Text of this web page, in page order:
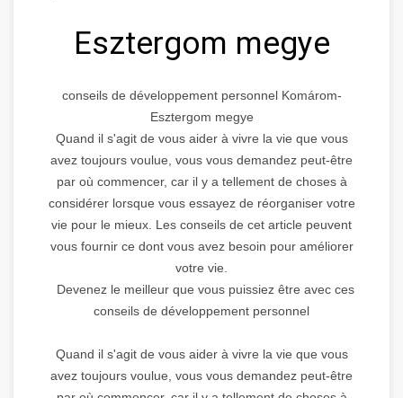
Esztergom megye
conseils de développement personnel Komárom-
Esztergom megye
Quand il s'agit de vous aider à vivre la vie que vous
avez toujours voulue, vous vous demandez peut-être
par où commencer, car il y a tellement de choses à
considérer lorsque vous essayez de réorganiser votre
vie pour le mieux. Les conseils de cet article peuvent
vous fournir ce dont vous avez besoin pour améliorer
votre vie.
Devenez le meilleur que vous puissiez être avec ces
conseils de développement personnel
Quand il s'agit de vous aider à vivre la vie que vous
avez toujours voulue, vous vous demandez peut-être